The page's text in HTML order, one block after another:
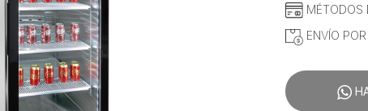
MÉTODOS
ENVÍO POR